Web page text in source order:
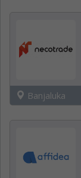
Banjaluka